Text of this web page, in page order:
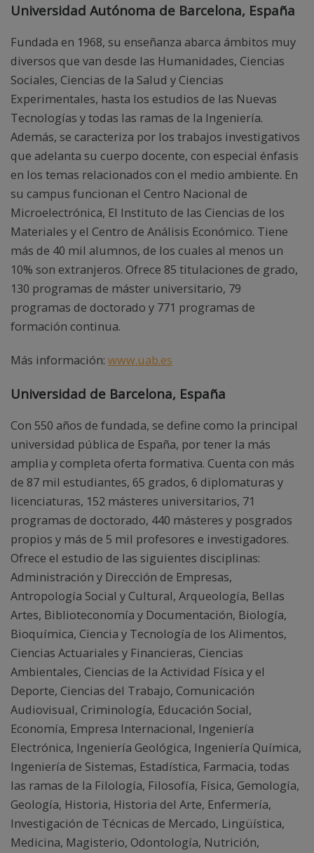
Universidad Autónoma de Barcelona, España
Fundada en 1968, su enseñanza abarca ámbitos muy
diversos que van desde las Humanidades, Ciencias
Sociales, Ciencias de la Salud y Ciencias
Experimentales, hasta los estudios de las Nuevas
Tecnologías y todas las ramas de la Ingeniería.
Además, se caracteriza por los trabajos investigativos
que adelanta su cuerpo docente, con especial énfasis
en los temas relacionados con el medio ambiente. En
su campus funcionan el Centro Nacional de
Microelectrónica, El Instituto de las Ciencias de los
Materiales y el Centro de Análisis Económico. Tiene
más de 40 mil alumnos, de los cuales al menos un
10% son extranjeros. Ofrece 85 titulaciones de grado,
130 programas de máster universitario, 79
programas de doctorado y 771 programas de
formación continua.
Más información: www.uab.es
Universidad de Barcelona, España
Con 550 años de fundada, se define como la principal
universidad pública de España, por tener la más
amplia y completa oferta formativa. Cuenta con más
de 87 mil estudiantes, 65 grados, 6 diplomaturas y
licenciaturas, 152 másteres universitarios, 71
programas de doctorado, 440 másteres y posgrados
propios y más de 5 mil profesores e investigadores.
Ofrece el estudio de las siguientes disciplinas:
Administración y Dirección de Empresas,
Antropología Social y Cultural, Arqueología, Bellas
Artes, Biblioteconomía y Documentación, Biología,
Bioquímica, Ciencia y Tecnología de los Alimentos,
Ciencias Actuariales y Financieras, Ciencias
Ambientales, Ciencias de la Actividad Física y el
Deporte, Ciencias del Trabajo, Comunicación
Audiovisual, Criminología, Educación Social,
Economía, Empresa Internacional, Ingeniería
Electrónica, Ingeniería Geológica, Ingeniería Química,
Ingeniería de Sistemas, Estadística, Farmacia, todas
las ramas de la Filología, Filosofía, Física, Gemología,
Geología, Historia, Historia del Arte, Enfermería,
Investigación de Técnicas de Mercado, Lingüística,
Medicina, Magisterio, Odontología, Nutrición,